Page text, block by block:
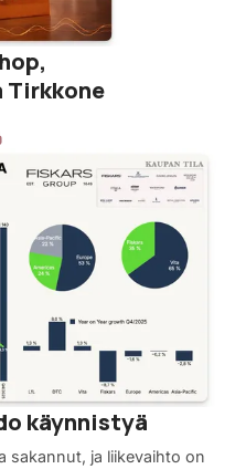
käynnistyä
sakannut, ja liikevaihto on